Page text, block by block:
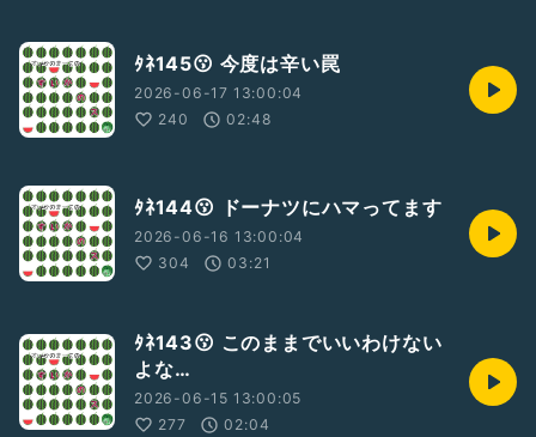
ﾀﾈ145😗 今度は辛い罠
2026-06-17 13:00:04
240
02:48
ﾀﾈ144😗 ドーナツにハマってます
2026-06-16 13:00:04
304
03:21
ﾀﾈ143😗 このままでいいわけない
よな…
2026-06-15 13:00:05
277
02:04